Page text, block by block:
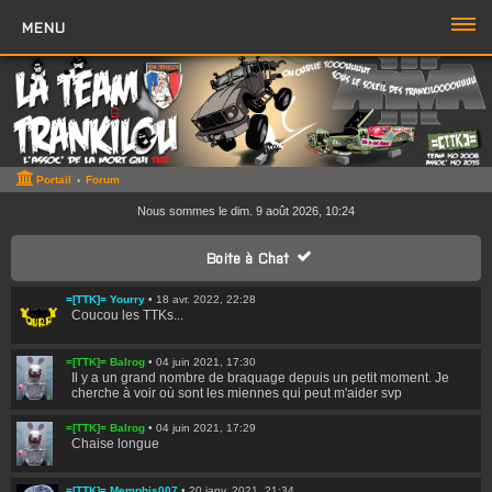
MENU
PORTAIL
FORUM
ZONE TTK
ACCÈS RAPIDE
Sujets actifs
Boite à Chat
Portail Forum
Nous sommes le dim. 9 août 2026, 10:24
Boite à Chat
=[TTK]= Yourry • 18 avr. 2022, 22:28
Coucou les TTKs...
=[TTK]= Balrog • 04 juin 2021, 17:30
Il y a un grand nombre de braquage depuis un petit moment. Je
cherche à voir où sont les miennes qui peut m'aider svp
=[TTK]= Balrog • 04 juin 2021, 17:29
Chaise longue